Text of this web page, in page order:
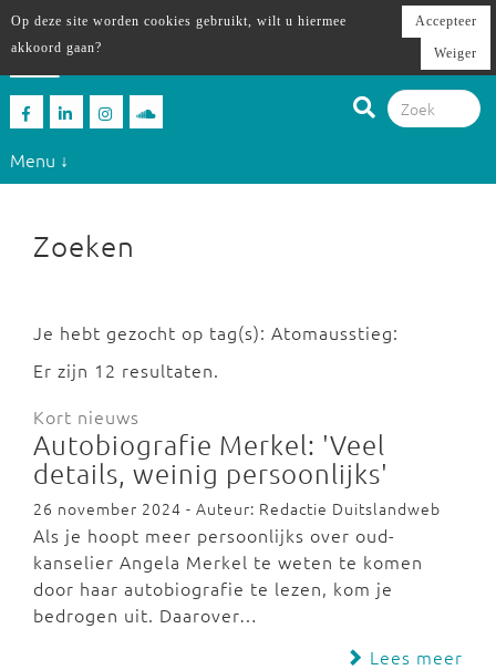
Menu ↓
Zoeken
Je hebt gezocht op tag(s): Atomausstieg:
Er zijn 12 resultaten.
Kort nieuws
Autobiografie Merkel: 'Veel
details, weinig persoonlijks'
26 november 2024 - Auteur: Redactie Duitslandweb
Als je hoopt meer persoonlijks over oud-
kanselier Angela Merkel te weten te komen
door haar autobiografie te lezen, kom je
bedrogen uit. Daarover…
Lees meer
Op deze site worden cookies gebruikt, wilt u hiermee
akkoord gaan?
Accepteer
Weiger